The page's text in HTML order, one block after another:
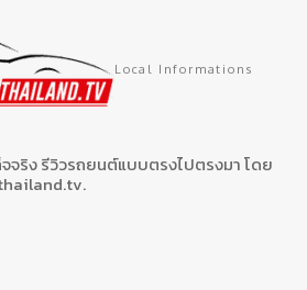
Local Informations
จจริง รีวิวรถยนต์แบบตรงไปตรงมา โดย